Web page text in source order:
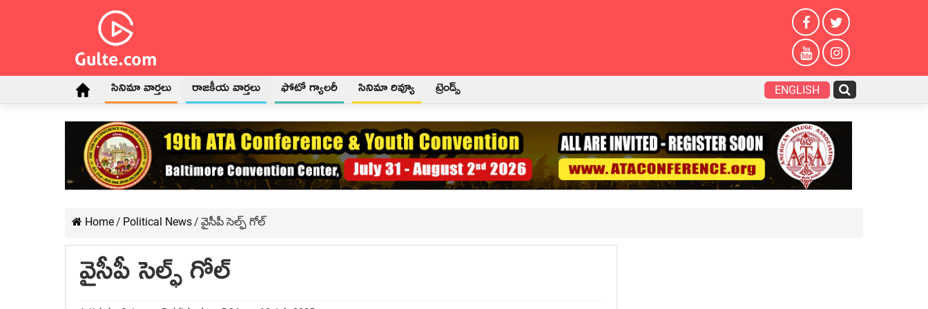
సినిమా వార్తలు రాజకీయ వార్తలు ఫోటో గ్యాలరీ సినిమా రివ్యూ ట్రెండ్స్ ENGLISH
Home / Political News / వైసీపీ సెల్ఫ్ గోల్
వైసీపీ సెల్ఫ్ గోల్